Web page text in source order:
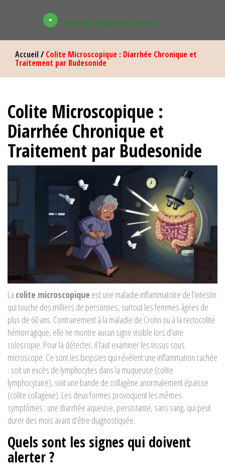
Accueil/Colite Microscopique : Diarrhée Chronique et
Traitement par Budesonide
Colite Microscopique :
Diarrhée Chronique et
Traitement par Budesonide
La colite microscopique est une maladie inflammatoire de l’intestin
qui touche des milliers de personnes, surtout les femmes âgées de
plus de 60 ans. Contrairement à la maladie de Crohn ou à la rectocolite
hémorragique, elle ne montre aucun signe visible lors d’une
coloscopie. Pour la détecter, il faut examiner les tissus sous
microscope. Ce sont les biopsies qui révèlent une inflammation cachée
: soit un excès de lymphocytes dans la muqueuse (colite
lymphocytaire), soit une bande de collagène anormalement épaisse
(colite collagène). Les deux formes provoquent les mêmes
symptômes : une diarrhée aqueuse, persistante, sans sang, qui peut
durer des mois avant d’être diagnostiquée.
Quels sont les signes qui doivent
alerter ?